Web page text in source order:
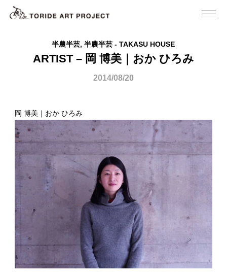
半農半芸, 半農半芸 - TAKASU HOUSE
ARTIST – 岡 博美｜おか ひろみ
2014/08/20
岡 博美｜おか ひろみ